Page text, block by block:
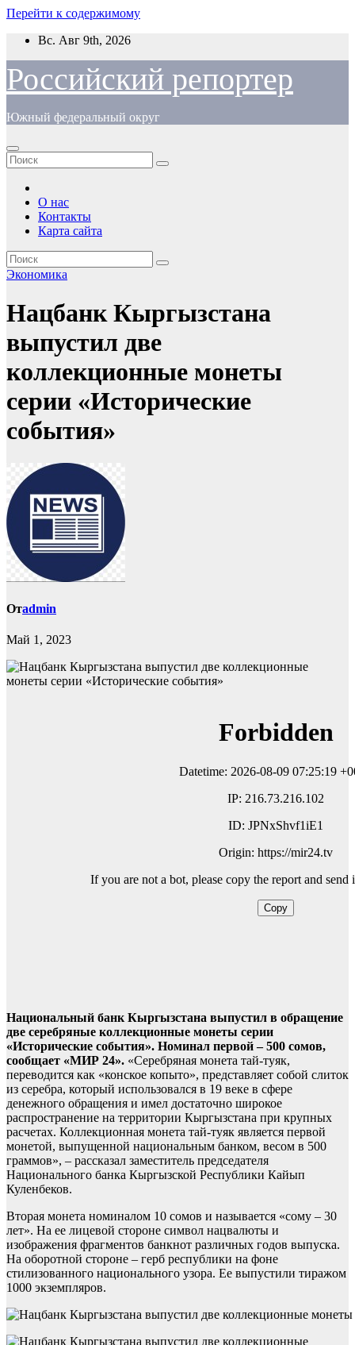
Перейти к содержимому
Вс. Авг 9th, 2026
Российский репортер
Южный федеральный округ
О нас
Контакты
Карта сайта
Экономика
Нацбанк Кыргызстана
выпустил две
коллекционные монеты
серии «Исторические
события»
Отadmin
Май 1, 2023
Национальный банк Кыргызстана выпустил в обращение
две серебряные коллекционные монеты серии
«Исторические события». Номинал первой – 500 сомов,
сообщает «МИР 24». «Серебряная монета тай-туяк,
переводится как «конское копыто», представляет собой слиток
из серебра, который использовался в 19 веке в сфере
денежного обращения и имел достаточно широкое
распространение на территории Кыргызстана при крупных
расчетах. Коллекционная монета тай-туяк является первой
монетой, выпущенной национальным банком, весом в 500
граммов», – рассказал заместитель председателя
Национального банка Кыргызской Республики Кайып
Куленбеков.
Вторая монета номиналом 10 сомов и называется «сому – 30
лет». На ее лицевой стороне символ нацвалюты и
изображения фрагментов банкнот различных годов выпуска.
На оборотной стороне – герб республики на фоне
стилизованного национального узора. Ее выпустили тиражом
1000 экземпляров.